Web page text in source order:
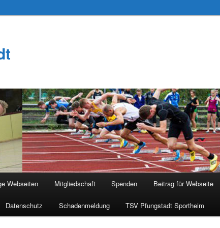
Webseiten Mitgliedschaft Spenden Beitrag für Webseite
Datenschutz Schadenmeldung TSV Pfungstadt Sportheim